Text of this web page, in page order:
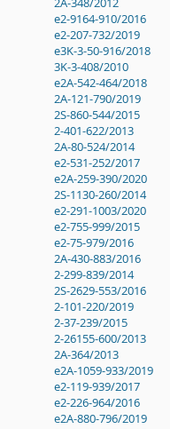
e2-9164-910/2016
e2-207-732/2019
e3K-3-50-916/2018
3K-3-408/2010
e2A-542-464/2018
2A-121-790/2019
2S-860-544/2015
2-401-622/2013
2A-80-524/2014
e2-531-252/2017
e2A-259-390/2020
2S-1130-260/2014
e2-291-1003/2020
e2-755-999/2015
e2-75-979/2016
2A-430-883/2016
2-299-839/2014
2S-2629-553/2016
2-101-220/2019
2-37-239/2015
2-26155-600/2013
2A-364/2013
e2A-1059-933/2019
e2-119-939/2017
e2-226-964/2016
e2A-880-796/2019